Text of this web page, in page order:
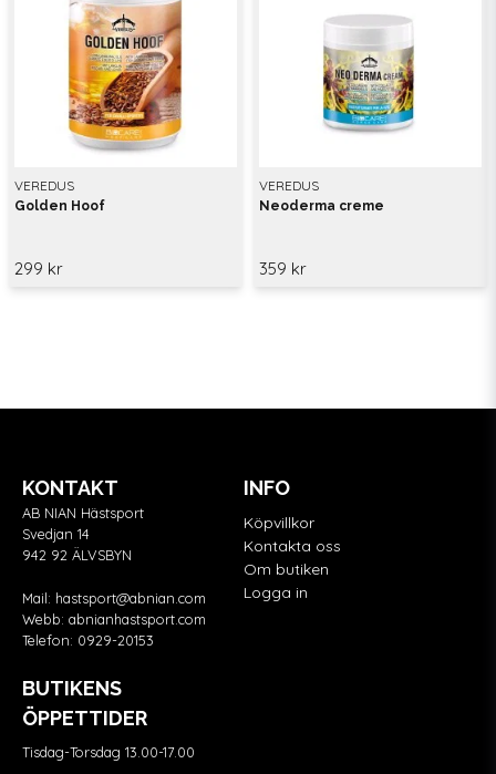
VEREDUS
Golden Hoof
299 kr
VEREDUS
Neoderma creme
359 kr
KONTAKT
AB NIAN Hästsport
Svedjan 14
942 92 ÄLVSBYN
Mail: hastsport@abnian.com
Webb: abnianhastsport.com
Telefon: 0929-20153
BUTIKENS
ÖPPETTIDER
Tisdag-Torsdag 13.00-17.00
INFO
Köpvillkor
Kontakta oss
Om butiken
Logga in